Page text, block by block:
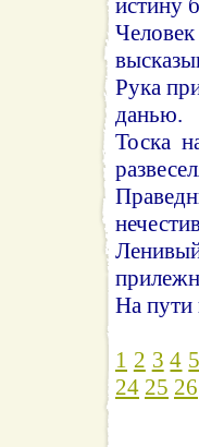
Рука
данью.
Тоска
На пути
1 2 3 4 5
24 25 26